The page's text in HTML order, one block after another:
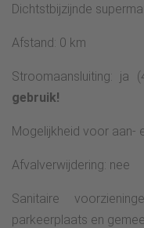
Dichtstbijzijnde
Afstand: 0 km
Stroomaansluiting: ja
gebruik!
Mogelijkheid voor aan-
Afvalverwijdering: nee
Sanitaire
parkeerplaats en